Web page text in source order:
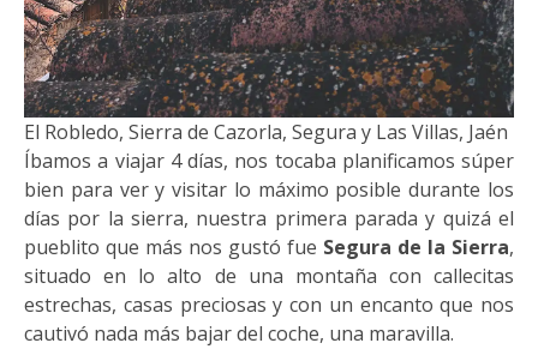
El Robledo, Sierra de Cazorla, Segura y Las Villas, Jaén
Íbamos a viajar 4 días, nos tocaba planificamos súper
bien para ver y visitar lo máximo posible durante los
días por la sierra, nuestra primera parada y quizá el
pueblito que más nos gustó fue Segura de la Sierra,
situado en lo alto de una montaña con callecitas
estrechas, casas preciosas y con un encanto que nos
cautivó nada más bajar del coche, una maravilla.